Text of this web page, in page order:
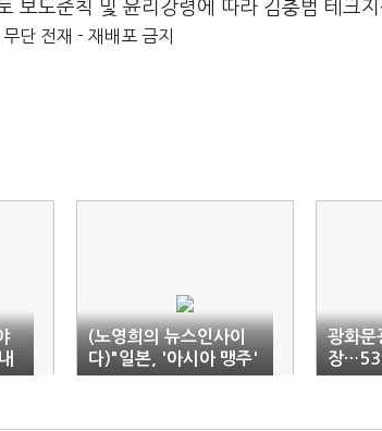
보도준칙 및 윤리강령에 따라 김충범 테크
단 전재 - 재배포 금지
(노영희의 뉴스인사이
다)"일본, '아시아 맹주'
뽐내고픈데…현실은 비
광화문
장
아트’